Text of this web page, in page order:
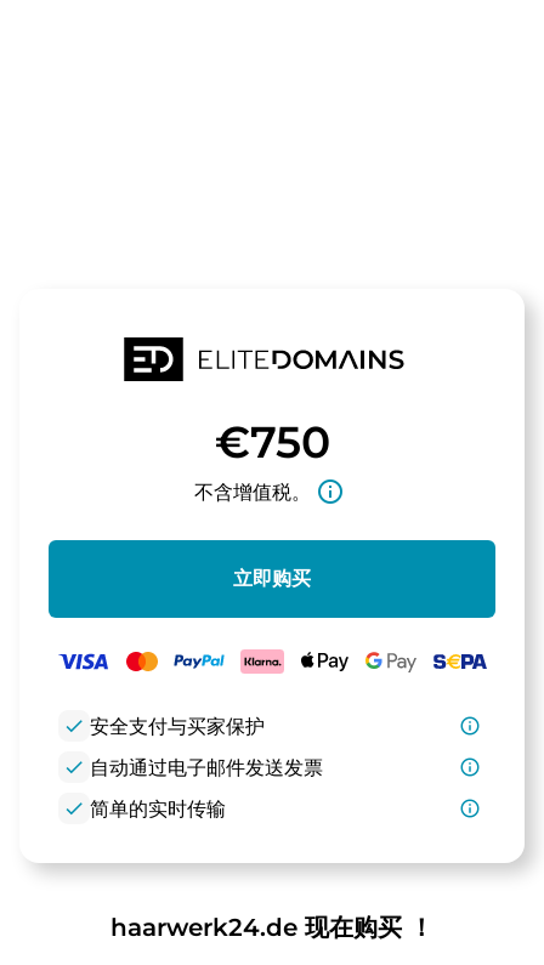
€750
不含增值税。 info_outline
立即购买
check 安全支付与买家保护
info_outline
check 自动通过电子邮件发送发票
info_outline
check 简单的实时传输 info_outline
haarwerk24.de 现在购买 ！